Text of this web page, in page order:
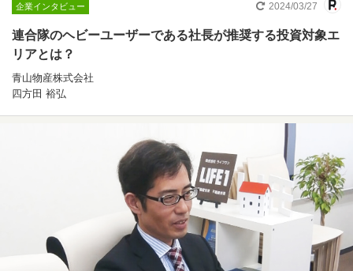
企業インタビュー 2024/03/27
連合隊のヘビーユーザーである社長が推奨する投資対象エ
リアとは？
青山物産株式会社
四方田 裕弘